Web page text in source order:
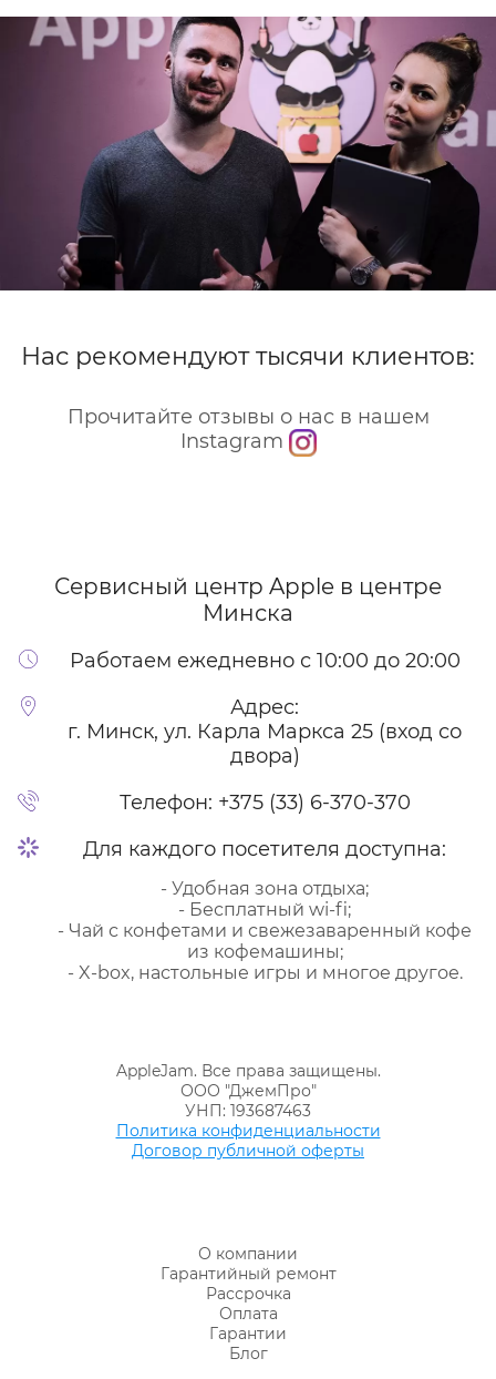
Затем с дисплейного модуля снимаются
слуховой динамик, шлейфы и защитная рамка.
После этого меняется защитное стекло.
Старое отклеивают путем прогрева дисплея
промышленным феном. Затем аккуратно
устанавливают новое стекло, собирают
дисплейный модуль и устанавливают его на
устройство.
Перед возвращением владельцу мастер
тестирует все датчики, камеры, кнопки и
сенсоры устройства
Нас рекомендуют тысячи клиентов:
Прочитайте отзывы о нас в нашем
Instagram
Сервисный центр Apple в центре
Минска
Работаем ежедневно с 10:00 до 20:00
Адрес:
г. Минск, ул. Карла Маркса 25 (вход со
двора)
Телефон: +375 (33) 6-370-370
Для каждого посетителя доступна:
- Удобная зона отдыха;
- Бесплатный wi-fi;
- Чай с конфетами и свежезаваренный кофе
из кофемашины;
- X-box, настольные игры и многое другое.
AppleJam. Все права защищены.
ООО "ДжемПро"
УНП: 193687463
Политика конфиденциальности
Договор публичной оферты
О компании
Гарантийный ремонт
Рассрочка
Оплата
Гарантии
Блог